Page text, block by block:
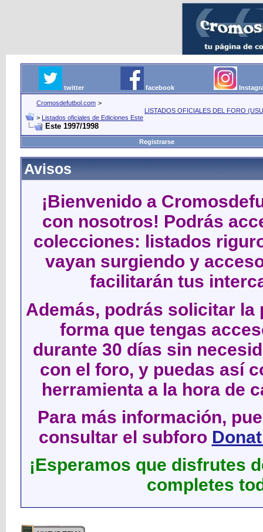
twitter facebook
Cromosdefutbol.com >
LISTADOS OFICIALES DEL FORO
> Listados oficiales de Ediciones Este
Este 1997/1998
Registrarse
Avisos
¡Bienvenido a
con nosotros! Podrás
colecciones: listados
vayan surgiendo y
facilitarán tus
Además, podrás solicitar
forma que tengas
durante 30 días sin
con el foro, y puedas así
herramienta a la hora de
Para más información,
consultar el subforo
¡Esperamos que disfrutes
completes